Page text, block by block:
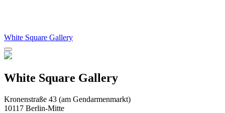
White Square Gallery
White Square Gallery
Kronenstraße 43 (am Gendarmenmarkt)
10117 Berlin-Mitte